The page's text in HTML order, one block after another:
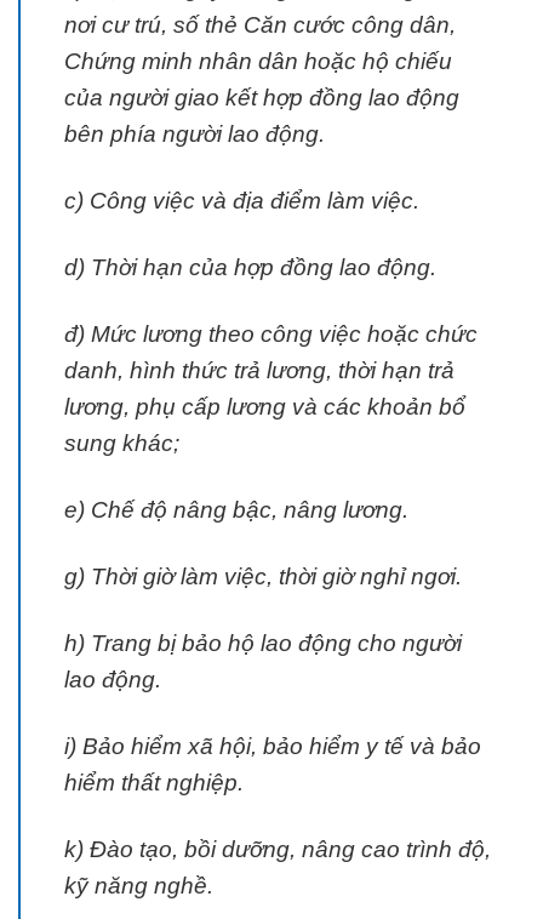
nơi cư trú, số thẻ Căn cước công dân,
Chứng minh nhân dân hoặc hộ chiếu
của người giao kết hợp đồng lao động
bên phía người lao động.
c) Công việc và địa điểm làm việc.
d) Thời hạn của hợp đồng lao động.
đ) Mức lương theo công việc hoặc chức
danh, hình thức trả lương, thời hạn trả
lương, phụ cấp lương và các khoản bổ
sung khác;
e) Chế độ nâng bậc, nâng lương.
g) Thời giờ làm việc, thời giờ nghỉ ngơi.
h) Trang bị bảo hộ lao động cho người
lao động.
i) Bảo hiểm xã hội, bảo hiểm y tế và bảo
hiểm thất nghiệp.
k) Đào tạo, bồi dưỡng, nâng cao trình độ,
kỹ năng nghề.